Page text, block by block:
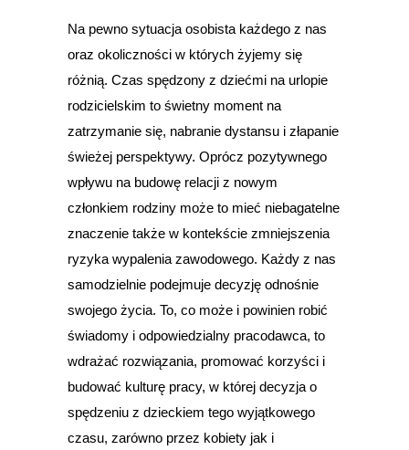
Na pewno sytuacja osobista każdego z nas
oraz okoliczności w których żyjemy się
różnią. Czas spędzony z dziećmi na urlopie
rodzicielskim to świetny moment na
zatrzymanie się, nabranie dystansu i złapanie
świeżej perspektywy. Oprócz pozytywnego
wpływu na budowę relacji z nowym
członkiem rodziny może to mieć niebagatelne
znaczenie także w kontekście zmniejszenia
ryzyka wypalenia zawodowego. Każdy z nas
samodzielnie podejmuje decyzję odnośnie
swojego życia. To, co może i powinien robić
świadomy i odpowiedzialny pracodawca, to
wdrażać rozwiązania, promować korzyści i
budować kulturę pracy, w której decyzja o
spędzeniu z dzieckiem tego wyjątkowego
czasu, zarówno przez kobiety jak i